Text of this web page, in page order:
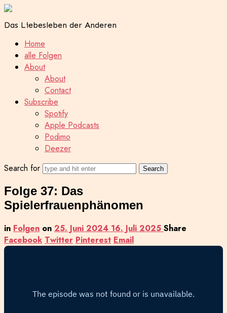
Das Liebesleben der Anderen
Home
alle Folgen
About
About
Contact
Subscribe
Spotify
Apple Podcasts
Podimo
Deezer
Search for
Folge 37: Das
Spielerfrauenphänomen
in Folgen on 25. Juni 2024 16. Juli 2025 Share
Facebook Twitter Pinterest Email